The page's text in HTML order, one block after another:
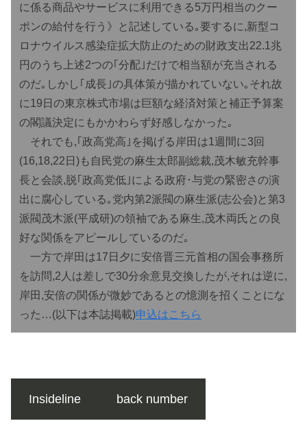
に係る商品やサービスに利用できる5万円相当のクー
ポンの給付を行う》と記述している｡要するに,新型コ
ロナウイルス感染症拡大防止のための財政支出22.1兆
円のうち上述2つの｢分配｣だけで相当額が充当される
のだ｡しかし｢成長｣の具体策が描かれていない｡それ故
に19日の東京株式市場は巨額な経済対策と補正予算案
の閣議決定にもかかわらず好感しなかった｡
それでも,｢政高党高｣を掲げる岸田は1週間に3回
(16,18,22日)も自民党の麻生太郎副総裁,茂木敏充幹事
長と会談,脱｢政高党低｣による政府･与党の緊密さの演
出に腐心している｡党内第2派閥の麻生派(志公会)と第3
派閥茂木派(平成研)の領袖である麻生,茂木両氏との良
好な関係をアピールしているのだ｡
一方で岸田は17日夕に安倍晋三元首相の国会事務所
を訪問,2人は差しで30分余意見交換したが,それは逆に,
岸田,安倍の関係が微妙であるとの憶測を招くことにな
った …(以下は本誌掲載)申込はこちら
Insideline back number